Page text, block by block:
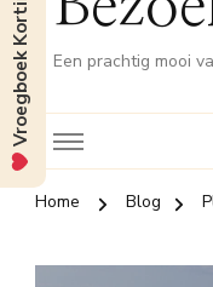
Een prachtig mooi
Home Blog
Vroegboek Korting